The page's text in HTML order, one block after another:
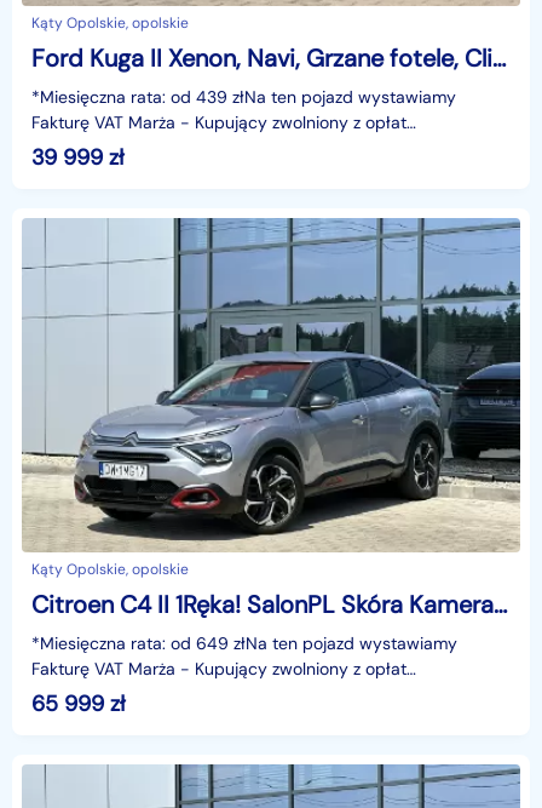
Kąty Opolskie, opolskie
Ford Kuga II Xenon, Navi, Grzane fotele, Climatronic, Czujniki, GWARANCJA, Serwis
*Miesięczna rata: od 439 złNa ten pojazd wystawiamy
Fakturę VAT Marża - Kupujący zwolniony z opłat
skarbowych.Gwarancja: 6 miesięcy.Cechy
szczególne:Samochód z
39 999 zł
Kąty Opolskie, opolskie
Citroen C4 II 1Ręka! SalonPL Skóra Kamera HeadUp Łopatki Asystent KeyLess GWARANCJ
*Miesięczna rata: od 649 złNa ten pojazd wystawiamy
Fakturę VAT Marża - Kupujący zwolniony z opłat
skarbowych.Gwarancja: 6 miesięcyCechy szczególne:Auto z
Polsk
65 999 zł